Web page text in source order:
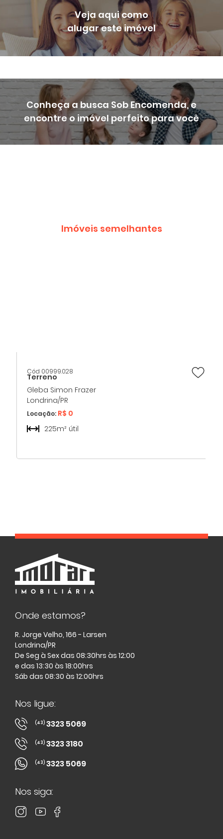
Cadastrar
Veja aqui como
alugar este imóvel
Conheça a busca Sob Encomenda, e
encontre o imóvel perfeito para você
Imóveis semelhantes
Terreno
Gleba Simon Frazer
Londrina/PR
Locação:R$ 0
225m² útil
Cód 00999.028
Onde estamos?
R. Jorge Velho, 166 - Larsen
Londrina/PR
De Seg à Sex das 08:30hrs às 12:00
e das 13:30 às 18:00hrs
Sáb das 08:30 às 12:00hrs
Nos ligue:
(43) 3323 5069
(43) 3323 3180
(43) 3323 5069
Nos siga: